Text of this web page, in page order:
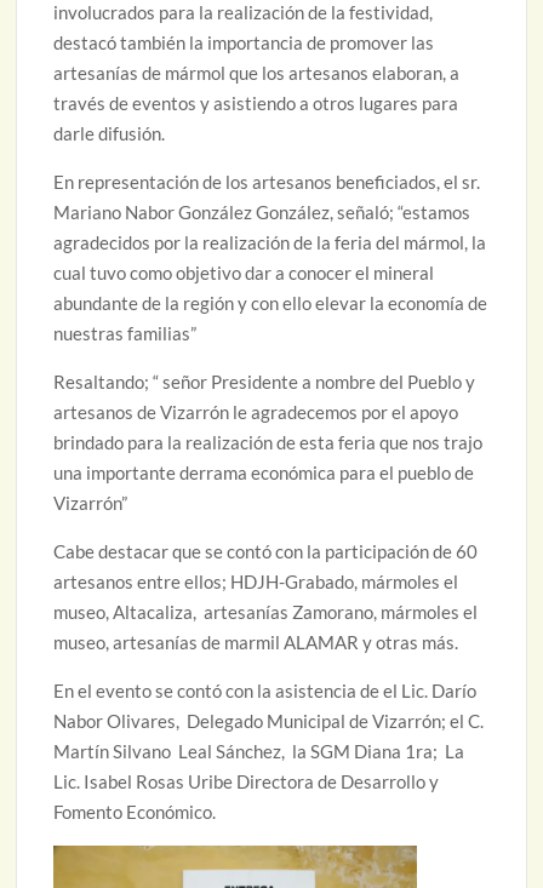
involucrados para la realización de la festividad,
destacó también la importancia de promover las
artesanías de mármol que los artesanos elaboran, a
través de eventos y asistiendo a otros lugares para
darle difusión.
En representación de los artesanos beneficiados, el sr.
Mariano Nabor González González, señaló; “estamos
agradecidos por la realización de la feria del mármol, la
cual tuvo como objetivo dar a conocer el mineral
abundante de la región y con ello elevar la economía de
nuestras familias”
Resaltando; “ señor Presidente a nombre del Pueblo y
artesanos de Vizarrón le agradecemos por el apoyo
brindado para la realización de esta feria que nos trajo
una importante derrama económica para el pueblo de
Vizarrón”
Cabe destacar que se contó con la participación de 60
artesanos entre ellos; HDJH-Grabado, mármoles el
museo, Altacaliza, artesanías Zamorano, mármoles el
museo, artesanías de marmil ALAMAR y otras más.
En el evento se contó con la asistencia de el Lic. Darío
Nabor Olivares, Delegado Municipal de Vizarrón; el C.
Martín Silvano Leal Sánchez, la SGM Diana 1ra; La
Lic. Isabel Rosas Uribe Directora de Desarrollo y
Fomento Económico.